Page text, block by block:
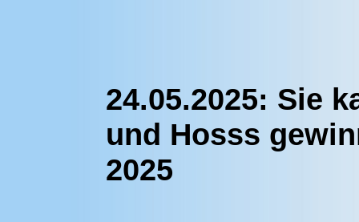
24.05.2025: Sie
und Hosss
2025